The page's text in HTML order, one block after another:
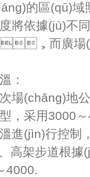
的區(qū)域
將依據(jù)不
，而廣場
：
場(chǎng)地
，采用
進(jìn)行控制
、高架步道根
4000.